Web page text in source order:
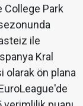
College Park
ile
Kral
olarak ön plana